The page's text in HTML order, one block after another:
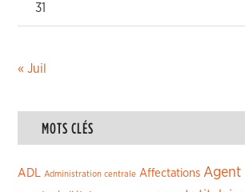
31
« Juil
MOTS CLÉS
ADL Administration centrale Affectations Agent